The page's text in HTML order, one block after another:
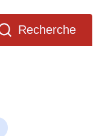
Recherche